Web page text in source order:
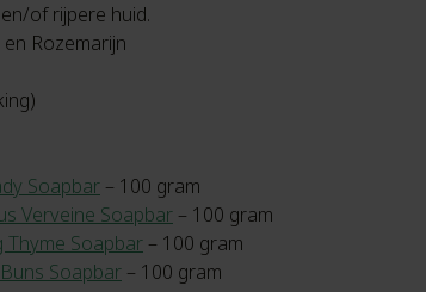
of rijpere huid.
Rozemarijn
Soapbar – 100 gram
Verveine Soapbar – 100 gram
Thyme Soapbar – 100 gram
Soapbar – 100 gram